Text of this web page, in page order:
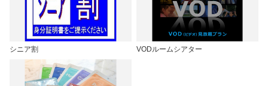
シニア割 VODルームシアター